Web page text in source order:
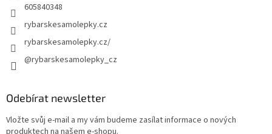
605840348
rybarskesamolepky.cz
rybarskesamolepky.cz/
@rybarskesamolepky_cz
Odebírat newsletter
Vložte svůj e-mail a my vám budeme zasílat informace o nových
produktech na našem e-shopu.